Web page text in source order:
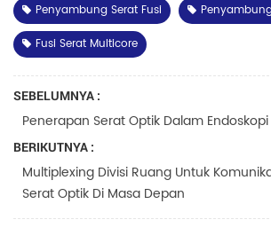
Penyambung Serat Fusi
Fusi Serat Multicore
SEBELUMNYA :
Penerapan Serat Optik Dalam
BERIKUTNYA :
Multiplexing Divisi Ruang Untuk
Serat Optik Di Masa Depan